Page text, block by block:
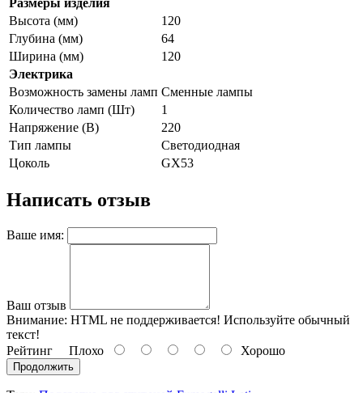
Высота (мм)
120
Глубина (мм)
64
Ширина (мм)
120
Электрика
Возможность замены ламп Сменные лампы
Количество ламп (Шт)
1
Напряжение (В)
220
Тип лампы
Светодиодная
Цоколь
GX53
Написать отзыв
Ваше имя:
Ваш отзыв
Внимание: HTML не поддерживается! Используйте обычный
текст!
Рейтинг Плохо Хорошо
Продолжить